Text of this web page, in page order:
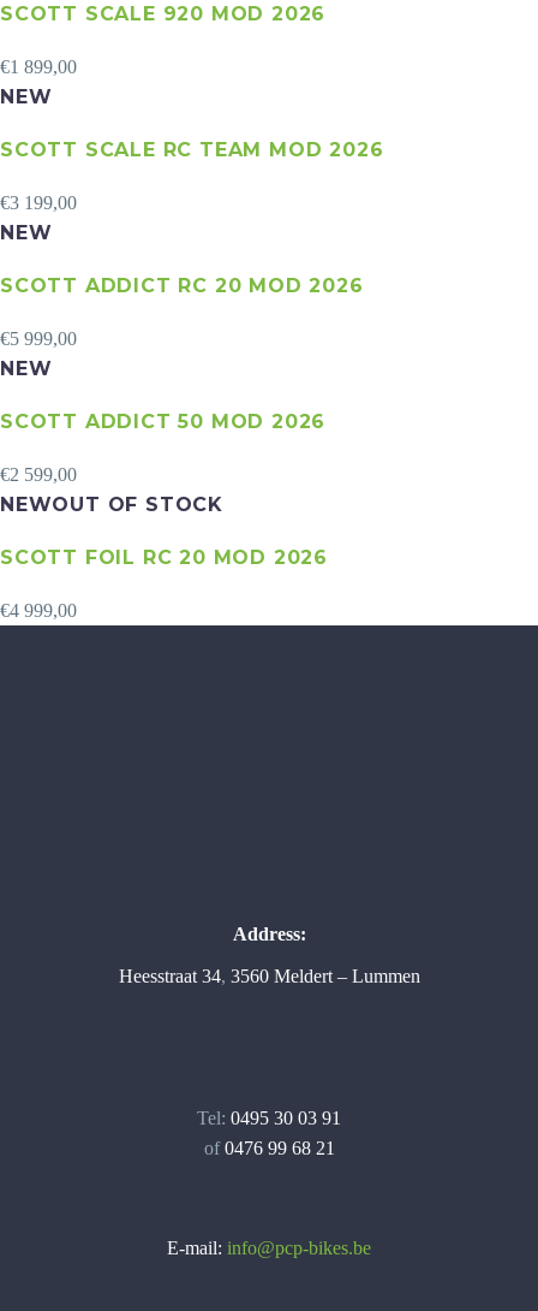
SCOTT SCALE 920 MOD 2026
€1 899,00
NEW
SCOTT SCALE RC TEAM MOD 2026
€3 199,00
NEW
SCOTT ADDICT RC 20 MOD 2026
€5 999,00
NEW
SCOTT ADDICT 50 MOD 2026
€2 599,00
NEWOUT OF STOCK
SCOTT FOIL RC 20 MOD 2026
€4 999,00
Address:
Heesstraat 34, 3560 Meldert – Lummen
Tel: 0495 30 03 91
of0476 99 68 21
E-mail: info@pcp-bikes.be